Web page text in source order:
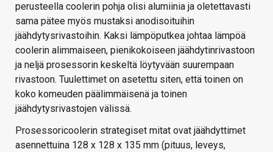
perusteella coolerin pohja olisi alumiinia ja oletettavasti
sama pätee myös mustaksi anodisoituihin
jäähdytysrivastoihin. Kaksi lämpöputkea johtaa lämpöä
coolerin alimmaiseen, pienikokoiseen jäähdytinrivastoon
ja neljä prosessorin keskeltä löytyvään suurempaan
rivastoon. Tuulettimet on asetettu siten, että toinen on
koko komeuden päälimmäisenä ja toinen
jäähdytysrivastojen välissä.
Prosessoricoolerin strategiset mitat ovat jäähdyttimet
asennettuina 128 x 128 x 135 mm (pituus, leveys,